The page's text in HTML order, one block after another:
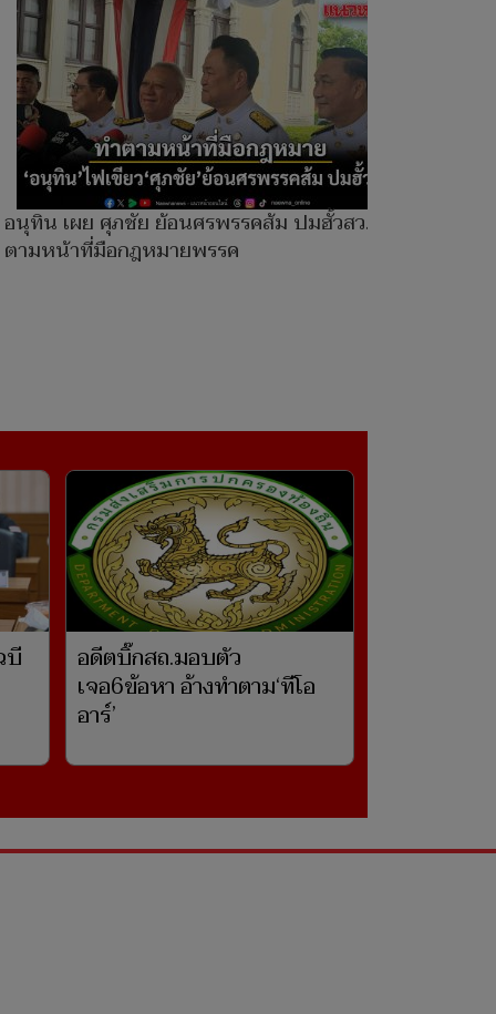
อนุทิน เผย ศุภชัย ย้อนศรพรรคส้ม ปมฮั้วสว.ทำ
ตามหน้าที่มือกฎหมายพรรค
บี อดีตบิ๊กสถ.มอบตัว
เจอ6ข้อหา อ้างทำตาม‘ทีโอ
อาร์’